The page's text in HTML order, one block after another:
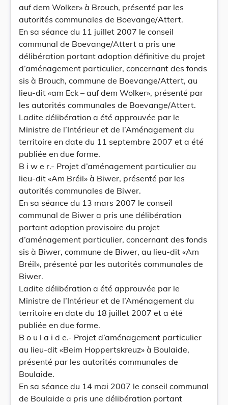
auf dem Wolker» à Brouch, présenté par les
autorités communales de Boevange/Attert.
En sa séance du 11 juillet 2007 le conseil
communal de Boevange/Attert a pris une
délibération portant adoption définitive du projet
d’aménagement particulier, concernant des fonds
sis à Brouch, commune de Boevange/Attert, au
lieu-dit «am Eck – auf dem Wolker», présenté par
les autorités communales de Boevange/Attert.
Ladite délibération a été approuvée par le
Ministre de l’Intérieur et de l’Aménagement du
territoire en date du 11 septembre 2007 et a été
publiée en due forme.
B i w e r.- Projet d’aménagement particulier au
lieu-dit «Am Bréil» à Biwer, présenté par les
autorités communales de Biwer.
En sa séance du 13 mars 2007 le conseil
communal de Biwer a pris une délibération
portant adoption provisoire du projet
d’aménagement particulier, concernant des fonds
sis à Biwer, commune de Biwer, au lieu-dit «Am
Bréil», présenté par les autorités communales de
Biwer.
Ladite délibération a été approuvée par le
Ministre de l’Intérieur et de l’Aménagement du
territoire en date du 18 juillet 2007 et a été
publiée en due forme.
B o u l a i d e.- Projet d’aménagement particulier
au lieu-dit «Beim Hoppertskreuz» à Boulaide,
présenté par les autorités communales de
Boulaide.
En sa séance du 14 mai 2007 le conseil communal
de Boulaide a pris une délibération portant